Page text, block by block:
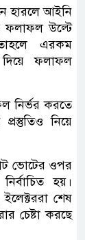
হারলে আইনি
ফলাফল উল্টে
এরকম
দিয়ে ফলাফল
নির্ভর করতে
নিয়ে
ভোটের ওপর
হয়।
শেষ
চেষ্টা করছে